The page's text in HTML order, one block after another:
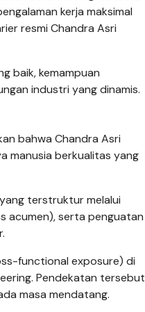
kerja maksimal
resmi Chandra Asri
baik, kemampuan
industri yang dinamis.
bahwa Chandra Asri
manusia berkualitas yang
terstruktur melalui
acumen), serta penguatan
functional exposure) di
Pendekatan tersebut
masa mendatang.